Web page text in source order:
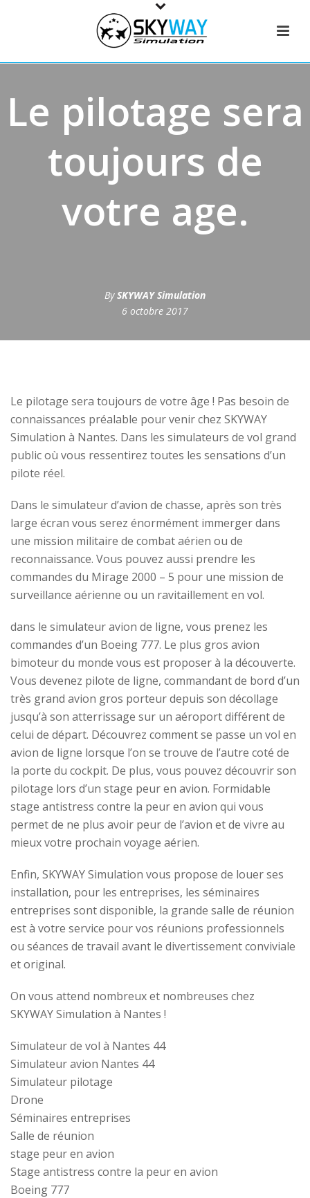
Le pilotage sera
toujours de
votre age.
BySKYWAY Simulation
6 octobre 2017
Le pilotage sera toujours de votre âge ! Pas besoin de
connaissances préalable pour venir chez SKYWAY
Simulation à Nantes. Dans les simulateurs de vol grand
public où vous ressentirez toutes les sensations d’un
pilote réel.
Dans le simulateur d’avion de chasse, après son très
large écran vous serez énormément immerger dans
une mission militaire de combat aérien ou de
reconnaissance. Vous pouvez aussi prendre les
commandes du Mirage 2000 – 5 pour une mission de
surveillance aérienne ou un ravitaillement en vol.
dans le simulateur avion de ligne, vous prenez les
commandes d’un Boeing 777. Le plus gros avion
bimoteur du monde vous est proposer à la découverte.
Vous devenez pilote de ligne, commandant de bord d’un
très grand avion gros porteur depuis son décollage
jusqu’à son atterrissage sur un aéroport différent de
celui de départ. Découvrez comment se passe un vol en
avion de ligne lorsque l’on se trouve de l’autre coté de
la porte du cockpit. De plus, vous pouvez découvrir son
pilotage lors d’un stage peur en avion. Formidable
stage antistress contre la peur en avion qui vous
permet de ne plus avoir peur de l’avion et de vivre au
mieux votre prochain voyage aérien.
Enfin, SKYWAY Simulation vous propose de louer ses
installation, pour les entreprises, les séminaires
entreprises sont disponible, la grande salle de réunion
est à votre service pour vos réunions professionnels
ou séances de travail avant le divertissement conviviale
et original.
On vous attend nombreux et nombreuses chez
SKYWAY Simulation à Nantes !
Simulateur de vol à Nantes 44
Simulateur avion Nantes 44
Simulateur pilotage
Drone
Séminaires entreprises
Salle de réunion
stage peur en avion
Stage antistress contre la peur en avion
Boeing 777